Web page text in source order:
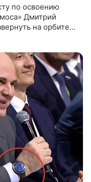
по освоению
Дмитрий
на орбите